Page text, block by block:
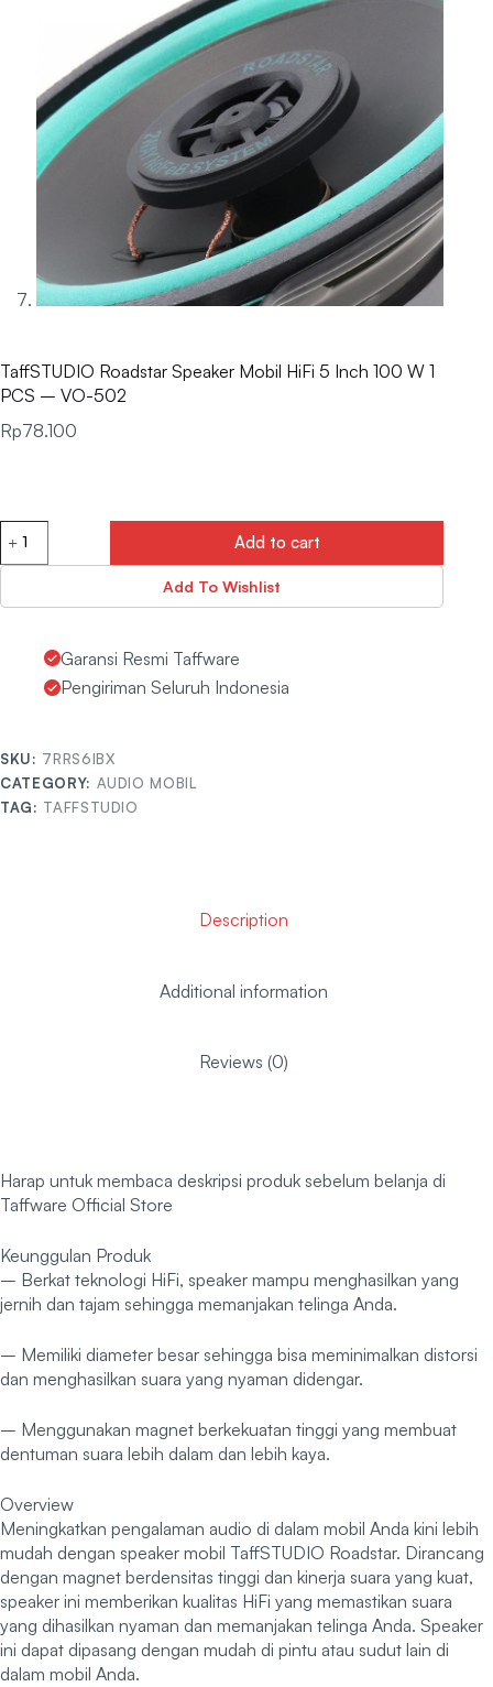
TaffSTUDIO Roadstar Speaker Mobil HiFi 5 Inch 100 W 1
PCS – VO-502
Rp78.100
Add to cart
Add To Wishlist
Garansi Resmi Taffware
Pengiriman Seluruh Indonesia
SKU: 7RRS6IBX
CATEGORY: AUDIO MOBIL
TAG: TAFFSTUDIO
Description
Additional information
Reviews (0)
Harap untuk membaca deskripsi produk sebelum belanja di
Taffware Official Store
Keunggulan Produk
– Berkat teknologi HiFi, speaker mampu menghasilkan yang
jernih dan tajam sehingga memanjakan telinga Anda.
– Memiliki diameter besar sehingga bisa meminimalkan distorsi
dan menghasilkan suara yang nyaman didengar.
– Menggunakan magnet berkekuatan tinggi yang membuat
dentuman suara lebih dalam dan lebih kaya.
Overview
Meningkatkan pengalaman audio di dalam mobil Anda kini lebih
mudah dengan speaker mobil TaffSTUDIO Roadstar. Dirancang
dengan magnet berdensitas tinggi dan kinerja suara yang kuat,
speaker ini memberikan kualitas HiFi yang memastikan suara
yang dihasilkan nyaman dan memanjakan telinga Anda. Speaker
ini dapat dipasang dengan mudah di pintu atau sudut lain di
dalam mobil Anda.